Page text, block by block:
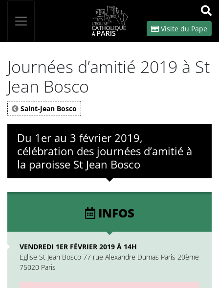
OK
Visite du Pape
Journées d’amitié 2019 à St
Jean Bosco
Saint-Jean Bosco
Du 1er au 3 février 2019,
célébration des journées d’amitié à
la paroisse St Jean Bosco
INFOS
VENDREDI 1ER FÉVRIER 2019 À 14H
Eglise St Jean Bosco 77 rue Alexandre Dumas Paris 20ème
75020 Paris
Panneau de gestion des cookies